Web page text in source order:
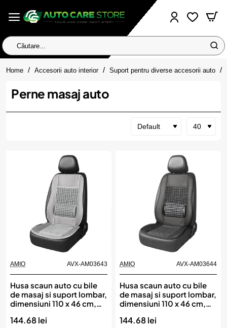
Căutare...
Home homeAccesorii auto interior Suport pentru diverse accesorii auto
Perne masaj auto
AMIO AVX-AM03643
Husa scaun auto cu bile
de masaj si suport lombar,
dimensiuni 110 x 46 cm,
144.68 lei
AMIO AVX-AM03644
Husa scaun auto cu bile
de masaj si suport lombar,
dimensiuni 110 x 46 cm,
144.68 lei